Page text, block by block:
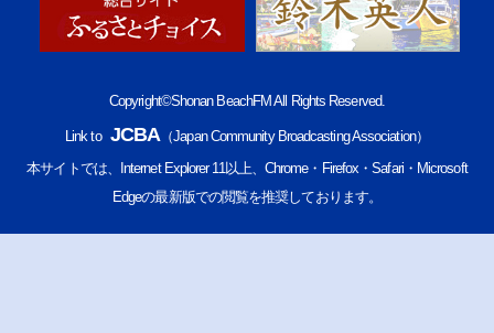
Copyright©Shonan BeachFM All Rights Reserved.
Link to JCBA（Japan Community Broadcasting Association）
本サイトでは、Internet Explorer 11以上、Chrome・Firefox・Safari・Microsoft
Edgeの最新版での閲覧を推奨しております。